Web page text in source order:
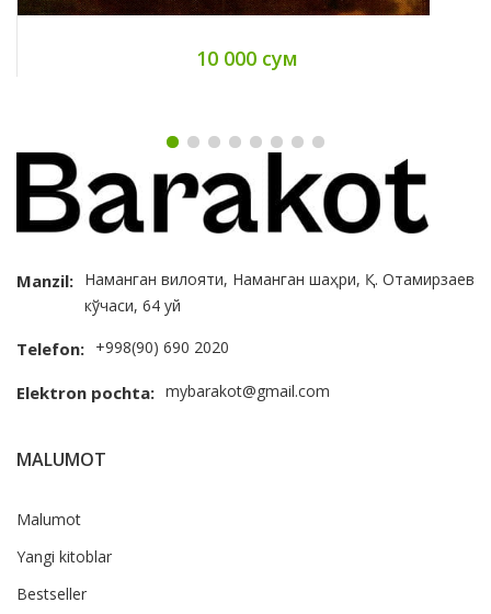
10 000 сум
Manzil: Наманган вилояти, Наманган шаҳри, Қ. Отамирзаев
кўчаси, 64 уй
Telefon: +998(90) 690 2020
Elektron pochta: mybarakot@gmail.com
MALUMOT
Malumot
Yangi kitoblar
Bestseller